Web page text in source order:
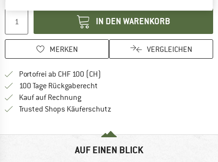
IN DEN WARENKORB
MERKEN VERGLEICHEN
Portofrei ab CHF 100 (CH)
100 Tage Rückgaberecht
Kauf auf RechnungFinde die Zahlungs-Infos hier! Öffnet
Trusted Shops Käuferschutz
AUF EINEN BLICK